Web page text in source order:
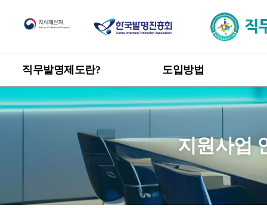
직무발명제도
직무발명제도란?
한눈에 보는 직무발명제도
관련 발명진흥법 및 시행령
도입방법
도입방법 안내
직무발명 권리관계
직무발명 보상
제도 도입 혜택
지원사업